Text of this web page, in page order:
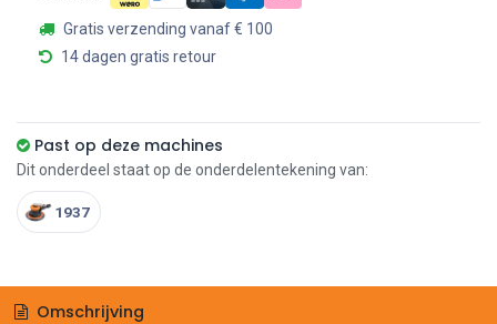
Gratis verzending vanaf € 100
14 dagen gratis retour
Past op deze machines
Dit onderdeel staat op de onderdelentekening van:
1937
Omschrijving